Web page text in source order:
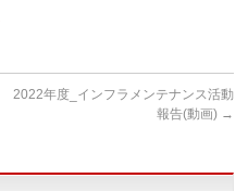
2022年度_インフラメンテナンス活動
報告(動画) →